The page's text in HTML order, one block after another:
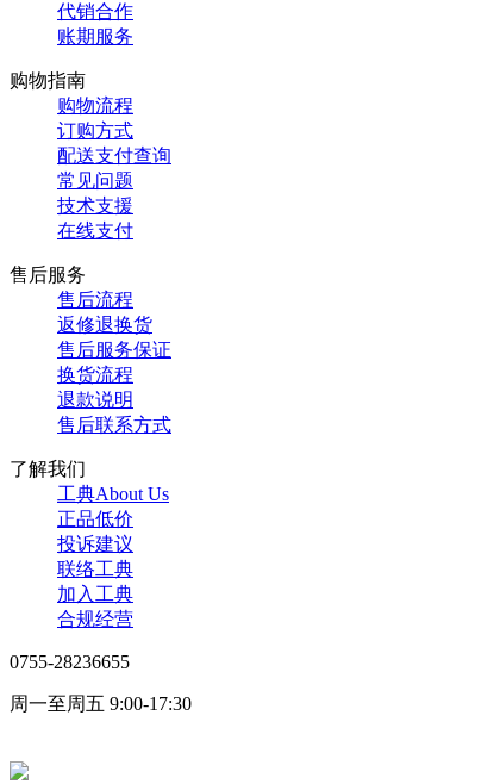
代销合作
账期服务
购物指南
购物流程
订购方式
配送支付查询
常见问题
技术支援
在线支付
售后服务
售后流程
返修退换货
售后服务保证
换货流程
退款说明
售后联系方式
了解我们
工典About Us
正品低价
投诉建议
联络工典
加入工典
合规经营
0755-28236655
周一至周五 9:00-17:30